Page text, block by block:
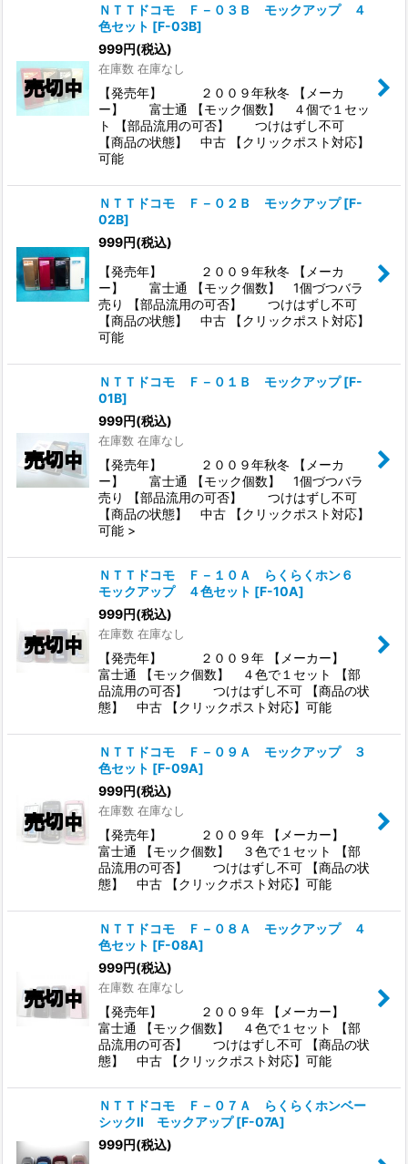
ＮＴＴドコモ Ｆ－０３Ｂ モックアップ ４
色セット [F-03B]
999円(税込)
在庫数 在庫なし
【発売年】 ２００９年秋冬 【メーカ
ー】 富士通 【モック個数】 ４個で１セッ
ト 【部品流用の可否】 つけはずし不可
【商品の状態】 中古 【クリックポスト対応】
可能
ＮＴＴドコモ Ｆ－０２Ｂ モックアップ [F-
02B]
999円(税込)
【発売年】 ２００９年秋冬 【メーカ
ー】 富士通 【モック個数】 1個づつバラ
売り 【部品流用の可否】 つけはずし不可
【商品の状態】 中古 【クリックポスト対応】
可能
ＮＴＴドコモ Ｆ－０１Ｂ モックアップ [F-
01B]
999円(税込)
在庫数 在庫なし
【発売年】 ２００９年秋冬 【メーカ
ー】 富士通 【モック個数】 1個づつバラ
売り 【部品流用の可否】 つけはずし不可
【商品の状態】 中古 【クリックポスト対応】
可能 >
ＮＴＴドコモ Ｆ－１０Ａ らくらくホン６
モックアップ ４色セット [F-10A]
999円(税込)
在庫数 在庫なし
【発売年】 ２００９年 【メーカー】
富士通 【モック個数】 ４色で１セット 【部
品流用の可否】 つけはずし不可 【商品の状
態】 中古 【クリックポスト対応】可能
ＮＴＴドコモ Ｆ－０９Ａ モックアップ ３
色セット [F-09A]
999円(税込)
在庫数 在庫なし
【発売年】 ２００９年 【メーカー】
富士通 【モック個数】 ３色で１セット 【部
品流用の可否】 つけはずし不可 【商品の状
態】 中古 【クリックポスト対応】可能
ＮＴＴドコモ Ｆ－０８Ａ モックアップ ４
色セット [F-08A]
999円(税込)
在庫数 在庫なし
【発売年】 ２００９年 【メーカー】
富士通 【モック個数】 ４色で１セット 【部
品流用の可否】 つけはずし不可 【商品の状
態】 中古 【クリックポスト対応】可能
ＮＴＴドコモ Ｆ－０７Ａ らくらくホンベー
シックII モックアップ [F-07A]
999円(税込)